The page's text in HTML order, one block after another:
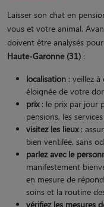
Laisser son chat en
vous et votre animal.
doivent être analysés
Haute-Garonne (31) :
localisation : veillez
éloignée de votre
prix: le prix par jour
pensions, les
visitez les lieux :
bien ventilée, sans
parlez avec le
manifestement
en mesure de
soins et la routine
vérifiez les mesures